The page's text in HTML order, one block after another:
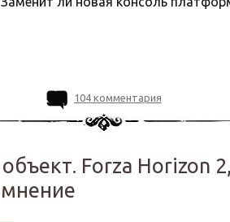
104 комментария
Forza Horizon 2,